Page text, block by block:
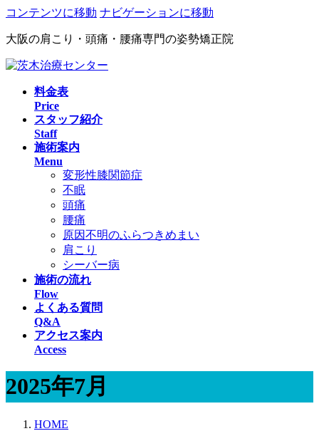
コンテンツに移動 ナビゲーションに移動
大阪の肩こり・頭痛・腰痛専門の姿勢矯正院
料金表
Price
スタッフ紹介
Staff
施術案内
Menu
変形性膝関節症
不眠
頭痛
腰痛
原因不明のふらつきめまい
肩こり
シーバー病
施術の流れ
Flow
よくある質問
Q&A
アクセス案内
Access
2025年7月
HOME